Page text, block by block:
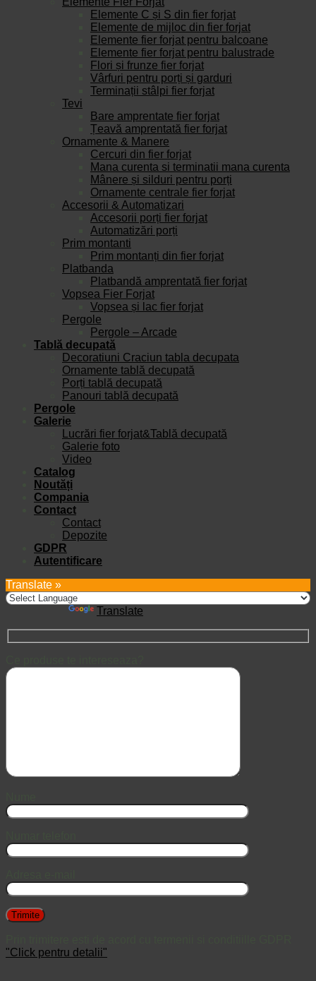
Elemente C și S din fier forjat
Elemente de mijloc din fier forjat
Elemente fier forjat pentru balcoane
Elemente fier forjat pentru balustrade
Flori și frunze fier forjat
Vârfuri pentru porți și garduri
Terminații stâlpi fier forjat
Tevi
Bare amprentate fier forjat
Țeavă amprentată fier forjat
Ornamente & Manere
Cercuri din fier forjat
Mana curenta si terminatii mana curenta
Mânere și silduri pentru porți
Ornamente centrale fier forjat
Accesorii & Automatizari
Accesorii porți fier forjat
Automatizări porți
Prim montanti
Prim montanți din fier forjat
Platbanda
Platbandă amprentată fier forjat
Vopsea Fier Forjat
Vopsea și lac fier forjat
Pergole
Pergole – Arcade
Tablă decupată
Decoratiuni Craciun tabla decupata
Ornamente tablă decupată
Porți tablă decupată
Panouri tablă decupată
Pergole
Galerie
Lucrări fier forjat&Tablă decupată
Galerie foto
Video
Catalog
Noutăți
Compania
Contact
Contact
Depozite
GDPR
Autentificare
Translate »
Translate
"Click pentru detalii"